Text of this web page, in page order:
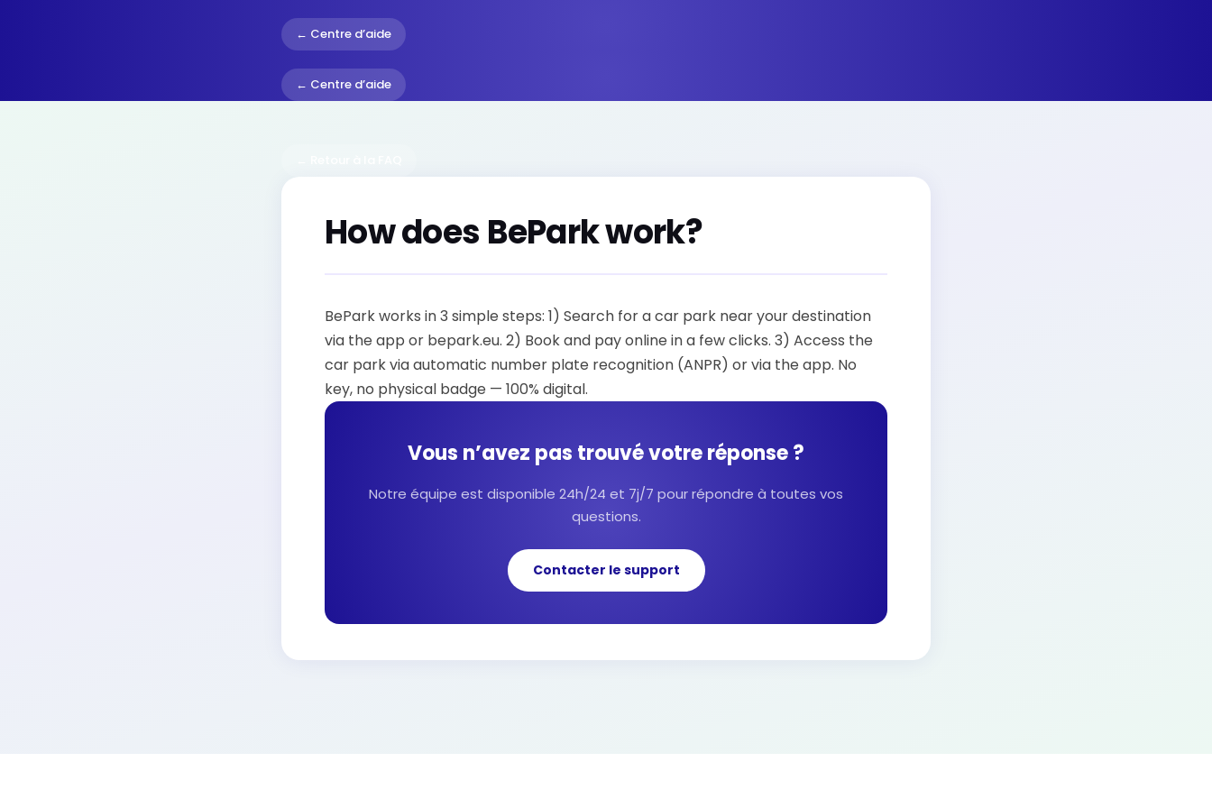
← Centre d’aide
← Centre d’aide
How does BePark work?
BePark works in 3 simple steps: 1) Search for a car park near your destination
via the app or bepark.eu. 2) Book and pay online in a few clicks. 3) Access the
car park via automatic number plate recognition (ANPR) or via the app. No
key, no physical badge — 100% digital.
Vous n’avez pas trouvé votre réponse ?
Notre équipe est disponible 24h/24 et 7j/7 pour répondre à toutes vos
questions.
Contacter le support